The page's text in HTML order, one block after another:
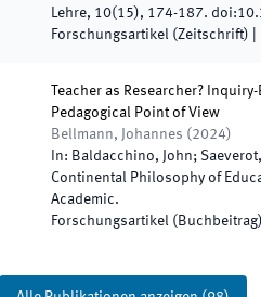
Lehre, 10(15), 174-187. doi:
Forschungsartikel (Zeitschrift)
Teacher as Researcher?
Pedagogical Point of View
Bellmann, Johannes ( 2024)
In: Baldacchino, John;
Continental Philosophy of
Academic.
Forschungsartikel (Buchbeitrag)